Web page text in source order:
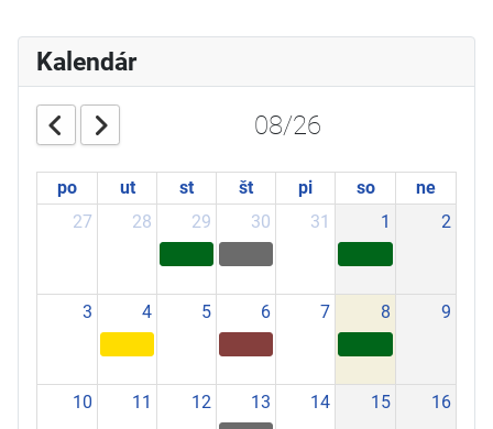
Kalendár
08/26
po ut st št pi so
ne
27
28 29 30 31 1 2
3 4 5 6 7 8 9
10 11 12 13 14 15 16